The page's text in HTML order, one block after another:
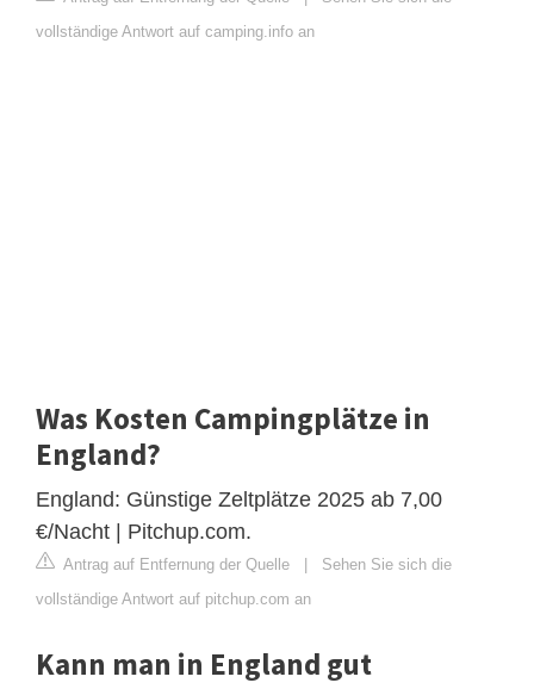
vollständige Antwort auf camping.info an
Was Kosten Campingplätze in
England?
England: Günstige Zeltplätze 2025 ab 7,00
€/Nacht | Pitchup.com.
Antrag auf Entfernung der Quelle
Sehen Sie sich die
vollständige Antwort auf pitchup.com an
Kann man in England gut